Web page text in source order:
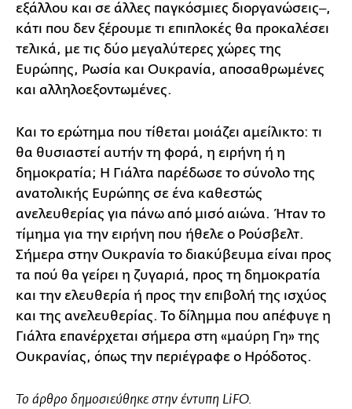
εξάλλου και σε άλλες παγκόσμιες διοργανώσεις‒,
κάτι που δεν ξέρουμε τι επιπλοκές θα προκαλέσει
τελικά, με τις δύο μεγαλύτερες χώρες της
Ευρώπης, Ρωσία και Ουκρανία, αποσαθρωμένες
και αλληλοεξοντωμένες.
Και το ερώτημα που τίθεται μοιάζει αμείλικτο: τι
θα θυσιαστεί αυτήν τη φορά, η ειρήνη ή η
δημοκρατία; Η Γιάλτα παρέδωσε το σύνολο της
ανατολικής Ευρώπης σε ένα καθεστώς
ανελευθερίας για πάνω από μισό αιώνα. Ήταν το
τίμημα για την ειρήνη που ήθελε ο Ρούσβελτ.
Σήμερα στην Ουκρανία το διακύβευμα είναι προς
τα πού θα γείρει η ζυγαριά, προς τη δημοκρατία
και την ελευθερία ή προς την επιβολή της ισχύος
και της ανελευθερίας. Το δίλημμα που απέφυγε η
Γιάλτα επανέρχεται σήμερα στη «μαύρη Γη» της
Ουκρανίας, όπως την περιέγραφε ο Ηρόδοτος.
Το άρθρο δημοσιεύθηκε στην έντυπη LiFO.